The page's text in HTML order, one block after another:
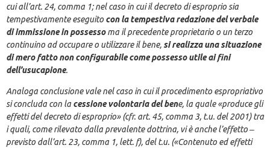
cui all’art. 24, comma 1; nel caso in cui il decreto di esproprio sia
tempestivamente eseguito con la tempestiva redazione del verbale
di immissione in possessoma il precedente proprietario o un terzo
continuino ad occupare o utilizzare il bene, si realizza una situazione
di mero fatto non configurabile come possesso utile ai fini
dell’usucapione.
Analoga conclusione vale nel caso in cui il procedimento espropriativo
si concluda con la cessione volontaria del bene, la quale «produce gli
effetti del decreto di esproprio» (cfr. art. 45, comma 3, t.u. del 2001) tra
i quali, come rilevato dalla prevalente dottrina, vi è anche l’effetto ‒
previsto dall’art. 23, comma 1, lett. f), del t.u. («Contenuto ed effetti